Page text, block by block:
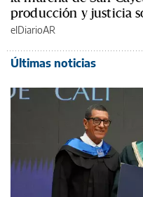
producción y justicia
elDiarioAR
Últimas noticias